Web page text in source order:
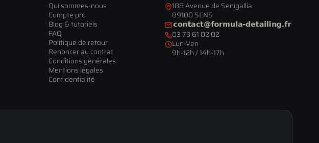
Qui sommes-nous
Compte pro
Blog & tutoriels
FAQ
Politique de retour
Renoncer au contrat
Conditions générales
Mentions légales
Confidentialité
188 Avenue de Senigallia
89100 SENS
03 73 61 02 02
Lun-Ven
9h-12h / 14h-17h